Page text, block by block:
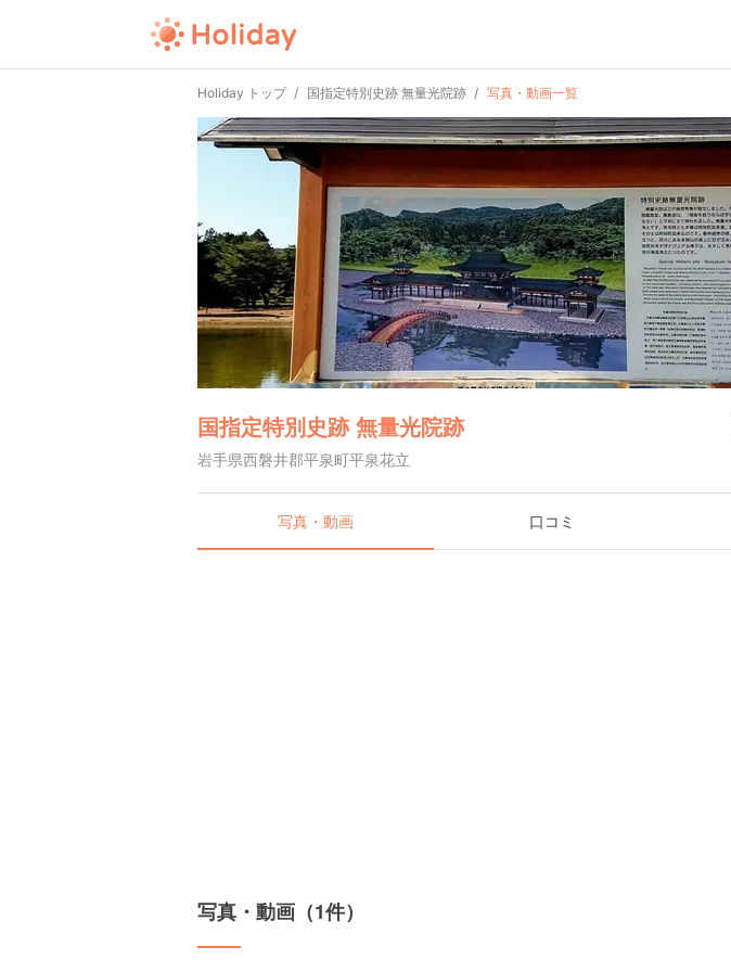
Holiday トップ 国指定特別史跡 無量光院跡 写真・動画一覧
国指定特別史跡 無量光院跡
岩手県西磐井郡平泉町平泉花立
写真・動画 口コミ
写真・動画（1件）